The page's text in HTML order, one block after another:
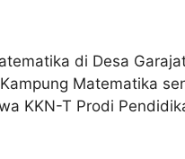
di Desa
Matematika
KKN-T Prodi